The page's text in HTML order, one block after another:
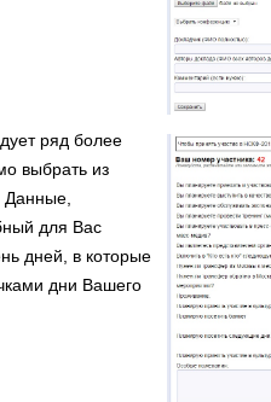
ряд более
выбрать из
для Вас
дней, в которые
дни Вашего